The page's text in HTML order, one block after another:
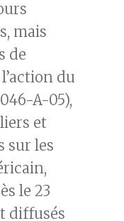
mais
de
du
A-05),
et
sur les
le 23
diffusés